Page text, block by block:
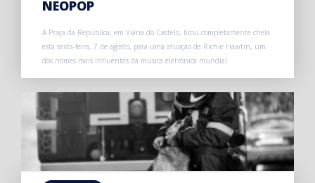
NEOPOP
A Praça da República, em Viana do Castelo, ficou completamente cheia
esta sexta-feira, 7 de agosto, para uma atuação de Richie Hawtin, um
dos nomes mais influentes da música eletrónica mundial.